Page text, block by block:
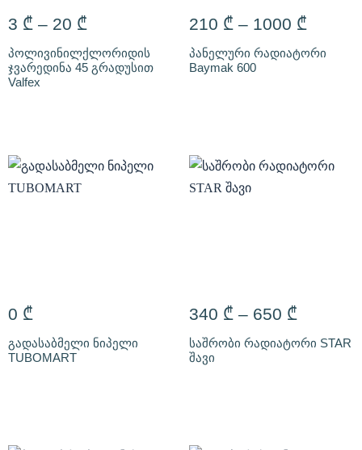
3 ₾ – 20 ₾
პოლივინილქლორიდის
ჯვარედინა 45 გრადუსით
Valfex
210 ₾ – 1000 ₾
პანელური რადიატორი
Baymak 600
0 ₾
გადასაბმელი ნიპელი
TUBOMART
340 ₾ – 650 ₾
საშრობი რადიატორი STAR
შავი